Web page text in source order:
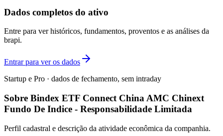
Dados completos do ativo
Entre para ver históricos, fundamentos, proventos e as análises da
brapi.
Entrar para ver os dados
Startup e Pro · dados de fechamento, sem intraday
Sobre Bindex ETF Connect China AMC Chinext
Fundo De Indice - Responsabilidade Limitada
Perfil cadastral e descrição da atividade econômica da companhia.